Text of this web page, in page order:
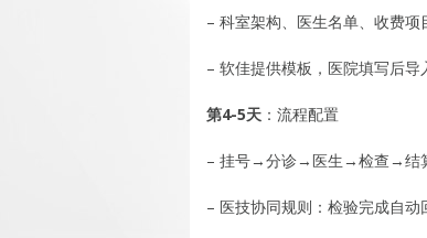
– 科室架构、医生名单、收费项
– 软佳提供模板，医院填写后导
第4-5天 ：流程配置
– 挂号→分诊→医生→检查→结
– 医技协同规则：检验完成自动